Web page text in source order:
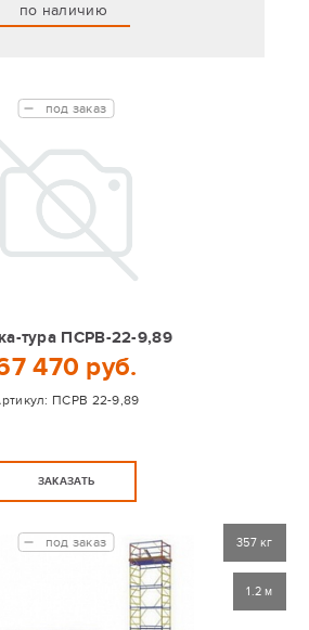
по наличию
тура ПСРВ-22-9,89
470 руб.
ПСРВ 22-9,89
под заказ
ЗАКАЗАТЬ
под заказ 357 кг
1.2 м